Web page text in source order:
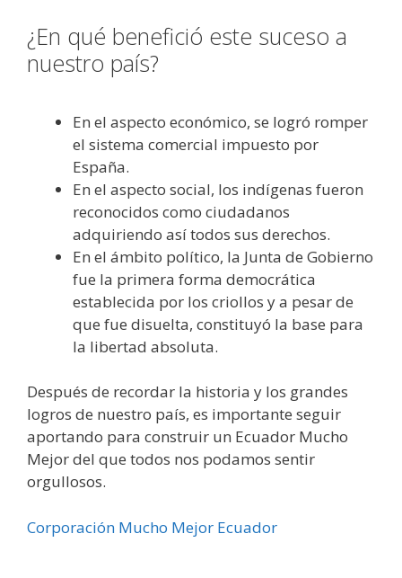
¿En qué benefició este suceso a
nuestro país?
En el aspecto económico, se logró romper
el sistema comercial impuesto por
España.
En el aspecto social, los indígenas fueron
reconocidos como ciudadanos
adquiriendo así todos sus derechos.
En el ámbito político, la Junta de Gobierno
fue la primera forma democrática
establecida por los criollos y a pesar de
que fue disuelta, constituyó la base para
la libertad absoluta.
Después de recordar la historia y los grandes
logros de nuestro país, es importante seguir
aportando para construir un Ecuador Mucho
Mejor del que todos nos podamos sentir
orgullosos.
Corporación Mucho Mejor Ecuador